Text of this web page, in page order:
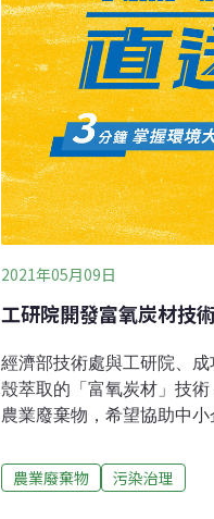
2021年05月09日
工研院開發富氧炭材技
經濟部技術處與工研院、
殼萃取的「富氧炭材」技
農業廢棄物，希望協助中
經濟設計發展關鍵點。經濟
將每年50萬公噸稻殼廢棄
農業廢棄物 污染治理